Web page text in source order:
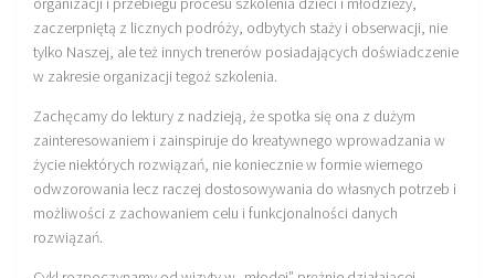
Sprzęt treningowy
Poręcze do ćwiczeń PRO TRAINING
Drążki do ćwiczeń PRO TRAINING
Guma oporowa PRO TRAINING
PRODUKTY
Piłkarska Kuchnia
zaczerpniętą z licznych podróży, odbytych staży i obserwacji, nie
tylko Naszej, ale też innych trenerów posiadających doświadczenie
w zakresie organizacji tegoż szkolenia.
Zachęcamy do lektury z nadzieją, że spotka się ona z dużym
zainteresowaniem i zainspiruje do kreatywnego wprowadzania w
życie niektórych rozwiązań, nie koniecznie w formie wiernego
odwzorowania lecz raczej dostosowywania do własnych potrzeb i
możliwości z zachowaniem celu i funkcjonalności danych
rozwiązań.